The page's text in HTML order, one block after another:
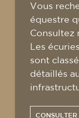
Vous
équestre
Consultez
Les
sont
détaillés
CONSULTER